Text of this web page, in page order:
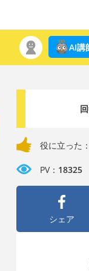
AI講
役に立った：
PV： 18325
シェア